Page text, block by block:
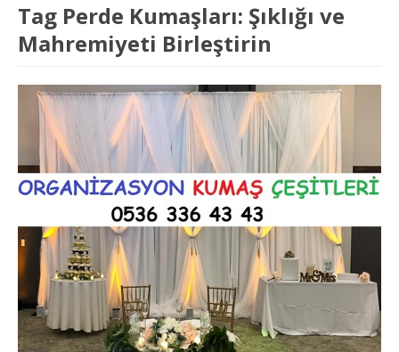
Tag Perde Kumaşları: Şıklığı ve
Mahremiyeti Birleştirin